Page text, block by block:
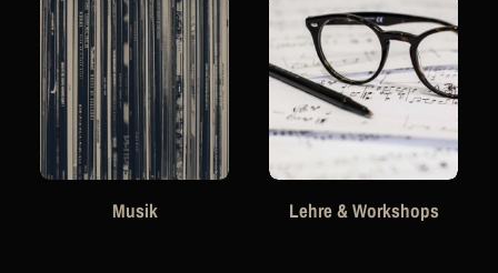
Musik Lehre & Workshops